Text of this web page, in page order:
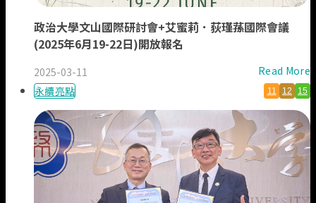
政治大學文山國際研討會+艾蜜莉．荻瑾蓀國際會議
(2025年6月19-22日)開放報名
2025-03-11
Read More
永續亮點
11 12 15